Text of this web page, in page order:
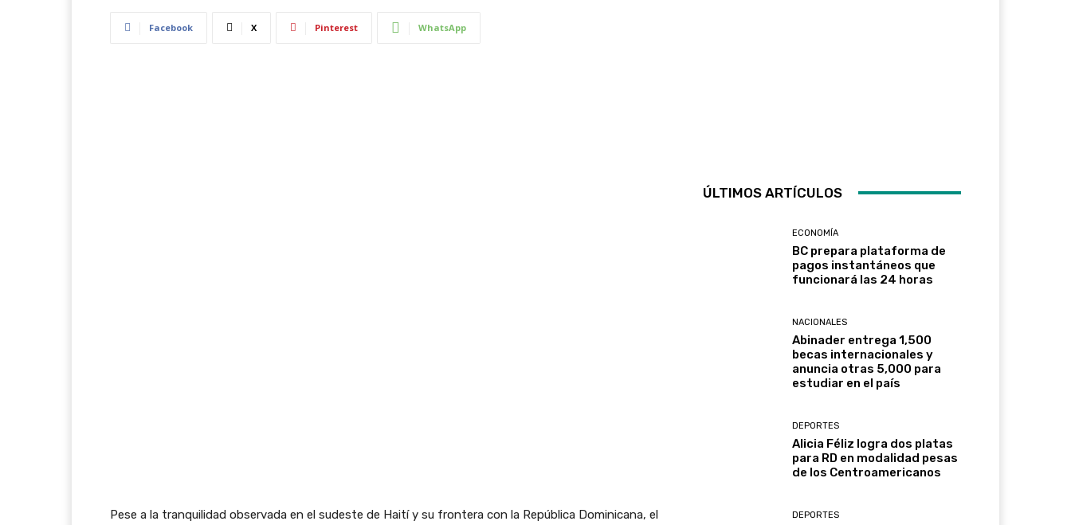
Facebook X Pinterest WhatsApp
Pese a la tranquilidad observada en el sudeste de Haití y su frontera con la República Dominicana, el
ÚLTIMOS ARTÍCULOS
ECONOMÍA
BC prepara plataforma de
pagos instantáneos que
funcionará las 24 horas
NACIONALES
Abinader entrega 1,500
becas internacionales y
anuncia otras 5,000 para
estudiar en el país
DEPORTES
Alicia Féliz logra dos platas
para RD en modalidad pesas
de los Centroamericanos
DEPORTES